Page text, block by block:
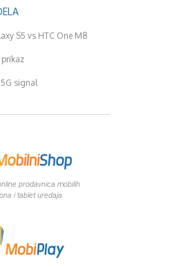
S5 vs HTC One M8
signal
prodavnica mobilih
i tablet uredaja.